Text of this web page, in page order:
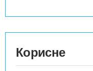
Корисне